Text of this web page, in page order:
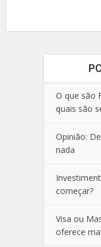
O que são
quais são
Opinião:
nada
começar?
Visa ou
oferece